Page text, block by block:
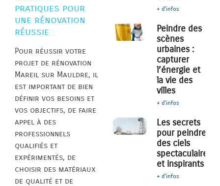
pratiques pour
une rénovation
réussie
Pour réussir votre
projet de rénovation
Mareil sur Mauldre, il
est important de bien
définir vos besoins et
vos objectifs, de faire
appel à des
professionnels
qualifiés et
expérimentés, de
choisir des matériaux
de qualité et de
+ d'infos
Peindre des
scènes
urbaines :
capturer
l’énergie et
la vie des
villes
+ d'infos
Les secrets
pour peindre
des ciels
spectaculaires
et inspirants
+ d'infos